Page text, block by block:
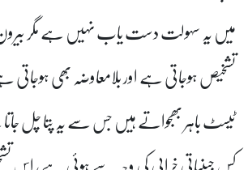
میں یہ سہولت دست یاب نہیں ہے مگر
تشخیص ہوجاتی ہے اور بلامعاوضہ بھی
ٹیسٹ باہر بھجواتے ہیں جس سے یہ پتا چل